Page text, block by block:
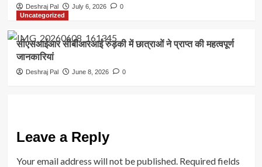
Deshraj Pal July 6, 2026
0
Uncategorized
सीएसआईआर सीबीआरआई रुड़की में छात्राओं ने प्राप्त की महत्वपूर्ण
जानकारियां
Deshraj Pal June 8, 2026 0
Leave a Reply
Your email address will not be published. Required fields